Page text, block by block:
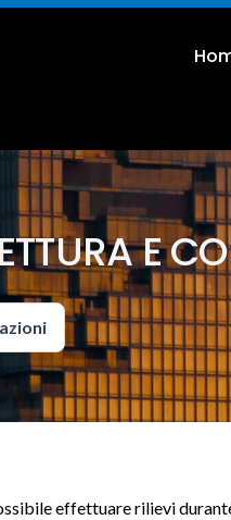
E
effettuare rilievi